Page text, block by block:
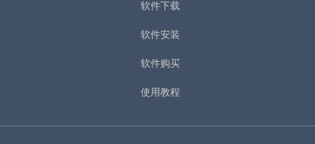
软件下载
软件安装
软件购买
使用教程